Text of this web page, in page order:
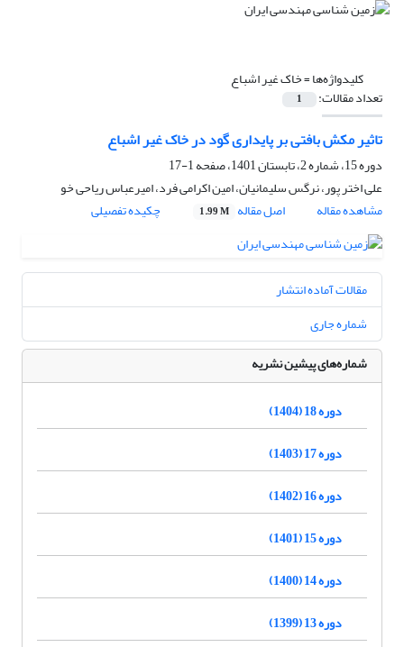
کلیدواژه‌ها =خاک غیر اشباع
تعداد مقالات: 1
تاثیر مکش بافتی بر پایداری گود در خاک غیر اشباع
دوره 15، شماره 2، تابستان 1401، صفحه
1-17
علی اختر پور، نرگس سلیمانیان، امین اکرامی فرد، امیرعباس ریاحی خو
مشاهده مقاله
اصل مقاله 1.99 M چکیده تفصیلی
مقالات آماده انتشار
شماره جاری
شماره‌های پیشین نشریه
دوره 18 (1404)
دوره 17 (1403)
دوره 16 (1402)
دوره 15 (1401)
دوره 14 (1400)
دوره 13 (1399)